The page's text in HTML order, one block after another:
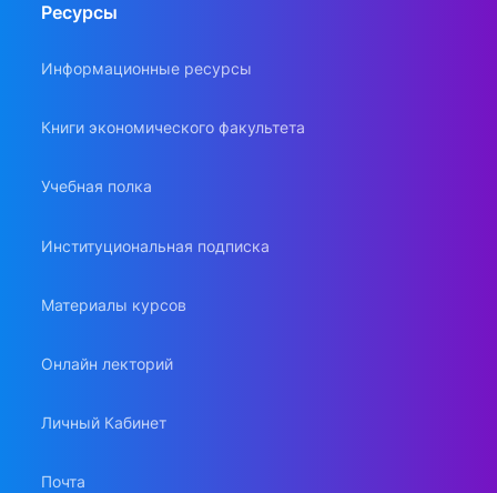
Ресурсы
Информационные ресурсы
Книги экономического факультета
Учебная полка
Институциональная подписка
Материалы курсов
Онлайн лекторий
Личный Кабинет
Почта